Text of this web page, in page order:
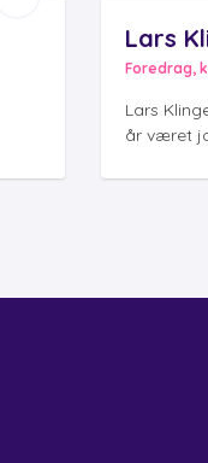
Lars
Foredrag,
Lars
år været